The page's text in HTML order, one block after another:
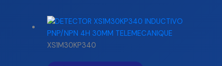
XS1M30KP340